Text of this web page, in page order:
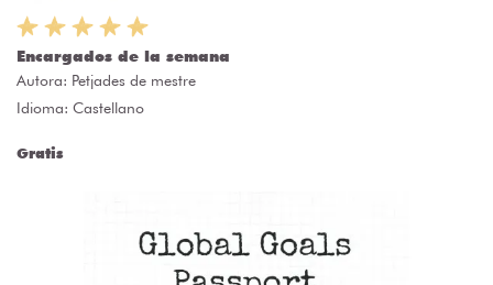
Encargados de la semana
Autora: Petjades de mestre
Idioma: Castellano
Gratis